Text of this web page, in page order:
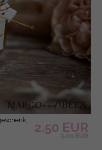
2.50 EUR
3.00 EUR